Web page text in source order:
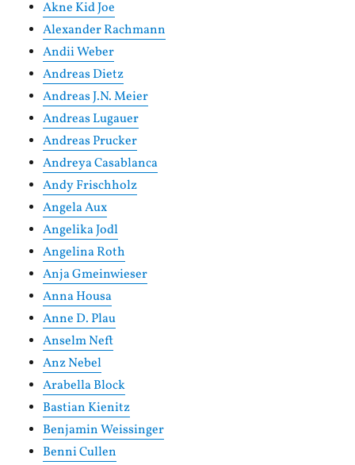
Akne Kid Joe
Alexander Rachmann
Andii Weber
Andreas Dietz
Andreas J.N. Meier
Andreas Lugauer
Andreas Prucker
Andreya Casablanca
Andy Frischholz
Angela Aux
Angelika Jodl
Angelina Roth
Anja Gmeinwieser
Anna Housa
Anne D. Plau
Anselm Neft
Anz Nebel
Arabella Block
Bastian Kienitz
Benjamin Weissinger
Benni Cullen